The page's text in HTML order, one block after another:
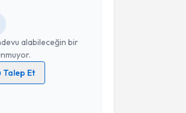
alabileceğin bir
Talep Et
ilişkinAydınlatma Metni